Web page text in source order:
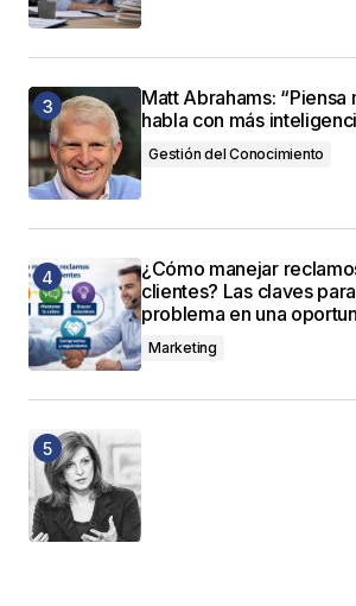
Matt Abrahams: “Piensa
habla con más
Gestión del Conocimiento
¿Cómo manejar
clientes? Las claves
problema en una
Marketing